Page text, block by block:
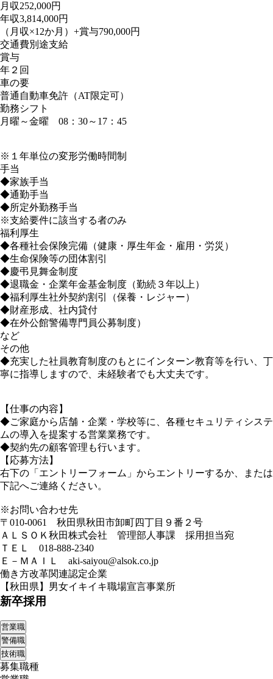
月収252,000円
年収3,814,000円
（月収×12か月）+賞与790,000円
交通費別途支給
賞与
年２回
車の要
普通自動車免許（AT限定可）
勤務シフト
月曜～金曜 08：30～17：45
※１年単位の変形労働時間制
手当
◆家族手当
◆通勤手当
◆所定外勤務手当
※支給要件に該当する者のみ
福利厚生
◆各種社会保険完備（健康・厚生年金・雇用・労災）
◆生命保険等の団体割引
◆慶弔見舞金制度
◆退職金・企業年金基金制度（勤続３年以上）
◆福利厚生社外契約割引（保養・レジャー）
◆財産形成、社内貸付
◆在外公館警備専門員公募制度）
など
その他
◆充実した社員教育制度のもとにインターン教育等を行い、丁
寧に指導しますので、未経験者でも大丈夫です。
【仕事の内容】
◆ご家庭から店舗・企業・学校等に、各種セキュリティシステ
ムの導入を提案する営業業務です。
◆契約先の顧客管理も行います。
【応募方法】
右下の「エントリーフォーム」からエントリーするか、または
下記へご連絡ください。
※お問い合わせ先
〒010-0061 秋田県秋田市卸町四丁目９番２号
ＡＬＳＯＫ秋田株式会社 管理部人事課 採用担当宛
ＴＥＬ 018-888-2340
Ｅ－ＭＡＩＬ aki-saiyou@alsok.co.jp
働き方改革関連認定企業
【秋田県】男女イキイキ職場宣言事業所
新卒採用
営業職
警備職
技術職
募集職種